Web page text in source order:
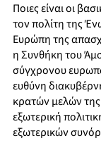
Ποιες είναι οι
τον πολίτη της
Ευρώπη της
η Συνθήκη του
σύγχρονου
ευθύνη
κρατών μελών
εξωτερική
εξωτερικών